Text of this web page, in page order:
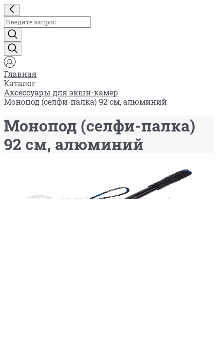
Главная
Каталог
Аксессуары для экшн-камер
Монопод (селфи-палка) 92 см, алюминий
Монопод (селфи-палка)
92 см, алюминий